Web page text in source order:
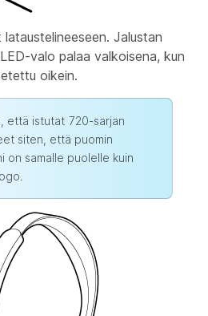
Jalustan
valo palaa valkoisena, kun
oikein.
että istutat 720-sarjan
siten, että puomin
on samalle puolelle kuin